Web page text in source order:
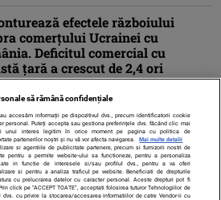
efectele războiului
comerțului Ucrainei cu
Deficitul comercial cu
țară a crescut de 2,4 ori
să rămână confidențiale
accesăm informații pe dispozitivul dvs., precum identificatorii cookie
personal. Puteți accepta sau gestiona preferințele dvs. făcând clic mai
unui interes legitim în orice moment pe pagina cu politica de
partenerilor noștri și nu vă vor afecta navigarea.
Mai multe detalii
si agentiile de publicitate partenere, precum si furnizorii nostri de
pentru a permite website-ului sa functioneze, pentru a personaliza
in functie de interesele si/sau profilul dvs., pentru a va oferi
si pentru a analiza traficul pe website. Beneficiati de drepturile
cu prelucrarea datelor cu caracter personal. Aceste drepturi pot fi
Prin click pe “ACCEPT TOATE”, acceptati folosirea tuturor Tehnologiilor de
cu privire la stocarea/accesarea informatiilor de catre Vendor-ii cu